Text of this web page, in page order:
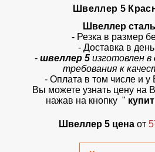
Швеллер 5
Швеллер
- Резка в размер
- Доставка в день
- швеллер 5изготовлен
требования к
- Оплата в том числе и у
Вы можете узнать цену на
нажав на кнопку "
Швеллер 5 цена от